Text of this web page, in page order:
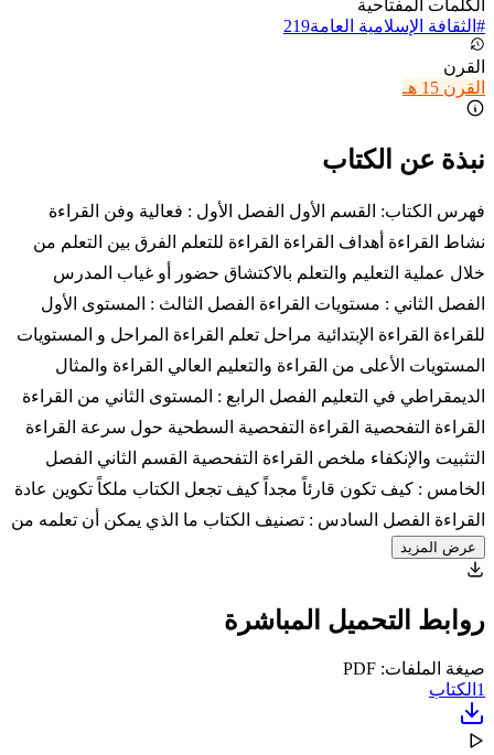
الكلمات المفتاحية
# الثقافة الإسلامية العامة219
القرن
القرن 15 هـ
نبذة عن الكتاب
فهرس الكتاب: القسم الأول الفصل الأول : فعالية وفن القراءة
نشاط القراءة أهداف القراءة القراءة للتعلم الفرق بين التعلم من
خلال عملية التعليم والتعلم بالاكتشاق حضور أو غياب المدرس
الفصل الثاني : مستويات القراءة الفصل الثالث : المستوى الأول
للقراءة القراءة الإبتدائية مراحل تعلم القراءة المراحل و المستويات
المستويات الأعلى من القراءة والتعليم العالي القراءة والمثال
الديمقراطي في التعليم الفصل الرابع : المستوى الثاني من القراءة
القراءة التفحصية القراءة التفحصية السطحية حول سرعة القراءة
التثبيت والإنكفاء ملخص القراءة التفحصية القسم الثاني الفصل
الخامس : كيف تكون قارئاً مجداً كيف تجعل الكتاب ملكاً تكوين عادة
القراءة الفصل السادس : تصنيف الكتاب ما الذي يمكن أن تعلمه من
عرض المزيد
روابط التحميل المباشرة
صيغة الملفات: PDF
1 الكتاب